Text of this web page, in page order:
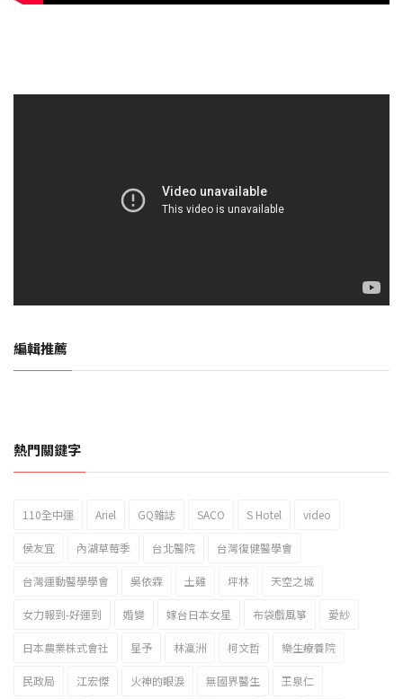
編輯推薦
2023新北市北海岸國際風箏節「風在石起」霸氣回歸
熱門關鍵字
110全中運 Ariel GQ雜誌 SACO S Hotel video
侯友宜 內湖草莓季 台北醫院 台灣復健醫學會
台灣運動醫學學會 吳依霖 土雞 坪林 天空之城
女力報到-好運到 婚變 嫁台日本女星 布袋戲風箏 愛紗
日本農業株式會社 星予 林瀛洲 柯文哲 樂生療養院
民政局 江宏傑 火神的眼淚 無國界醫生 王泉仁